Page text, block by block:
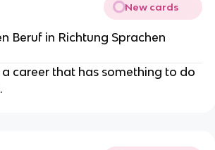
New cards
Beruf in Richtung Sprachen
career that has something to do